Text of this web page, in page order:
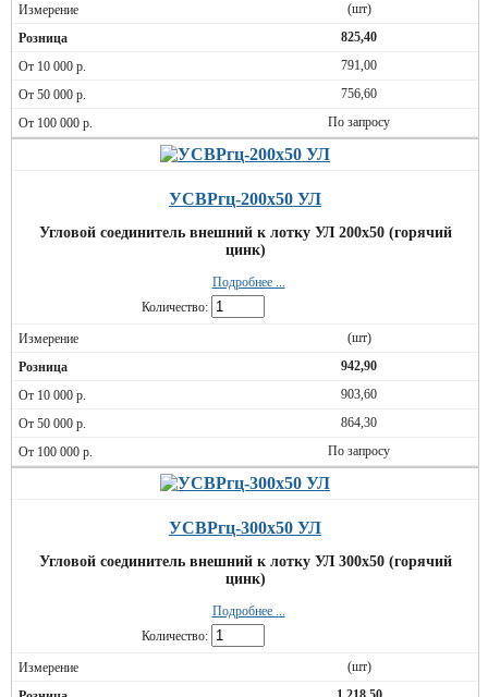
(шт)
825,40
791,00
756,60
По запросу
УСВРгц-200х50 УЛ
Угловой соединитель внешний к лотку УЛ 200х50 (горячий
цинк)
Подробнее ...
Количество:
(шт)
942,90
903,60
864,30
По запросу
УСВРгц-300х50 УЛ
Угловой соединитель внешний к лотку УЛ 300х50 (горячий
цинк)
Подробнее ...
Количество:
(шт)